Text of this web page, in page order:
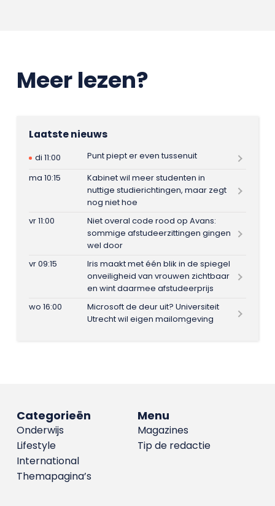
Meer lezen?
Laatste nieuws
di 11:00
Punt piept er even tussenuit
ma 10:15
Kabinet wil meer studenten in
nuttige studierichtingen, maar zegt
nog niet hoe
vr 11:00
Niet overal code rood op Avans:
sommige afstudeerzittingen gingen
wel door
vr 09:15
Iris maakt met één blik in de spiegel
onveiligheid van vrouwen zichtbaar
en wint daarmee afstudeerprijs
wo 16:00
Microsoft de deur uit? Universiteit
Utrecht wil eigen mailomgeving
Menu
Magazines
Tip de redactie
Categorieën
Onderwijs
Lifestyle
International
Themapagina’s